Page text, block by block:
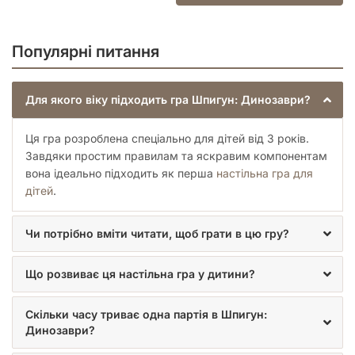
Настільна гра "Шпигун: Динозаври" розроблена з
навичок:
карток тренує зорову пам'ять.
Спостережливість:Дітям необхідно звертати увагу
Кооперація та командна робота:Спільна мета та
необхідність обговорювати дії зміцнюють навички
співпраці.
Логічне мислення:
Комунікативні навички:Обмін інформацією та
підказками між гравцями.
Пізнання світу:Атлас динозаврів у комплекті
дозволяє дітям дізнатися більше про цих дивовижних
створінь.
своїми дітьми, спостерігаючи за їхнім розвитком та
допомагаючи їм освоювати нові знання та вміння у легкій та
Популярні питання
Для якого віку підходить гра Шпигун: Динозаври?
Ця гра розроблена спеціально для дітей від 3 років.
Завдяки простим правилам та яскравим компонентам
вона ідеально підходить як перша настільна гра для
дітей.
Чи потрібно вміти читати, щоб грати в цю гру?
Що розвиває ця настільна гра у дитини?
Скільки часу триває одна партія в Шпигун:
Динозаври?